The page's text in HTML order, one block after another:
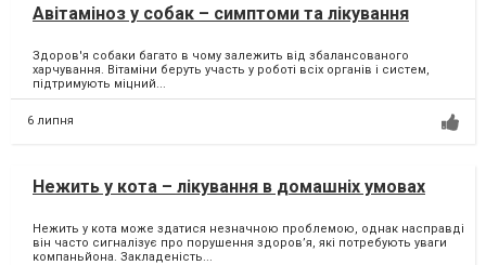
Авітаміноз у собак – симптоми та лікування
Здоров'я собаки багато в чому залежить від збалансованого
харчування. Вітаміни беруть участь у роботі всіх органів і систем,
підтримують міцний...
6 липня
Нежить у кота – лікування в домашніх умовах
Нежить у кота може здатися незначною проблемою, однак насправді
він часто сигналізує про порушення здоров’я, які потребують уваги
компаньйона. Закладеність...